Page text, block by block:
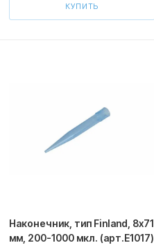
КУПИТЬ
Наконечник, тип Finland, 8х71
мм, 200-1000 мкл. (арт.E1017)